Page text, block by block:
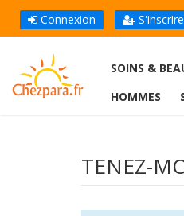
Connexion S'inscrire
SOINS &
HOMMES
TENEZ-